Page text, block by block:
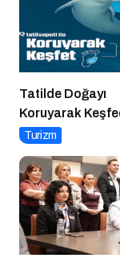
Tatilde Doğayı
Koruyarak
Turizm